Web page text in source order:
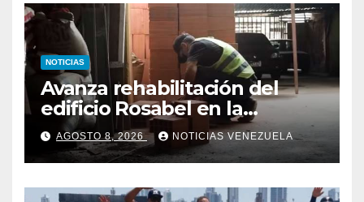
NOTICIAS
Avanza rehabilitación del
edificio Rosabel en la
parroquia San José de
Caracas
AGOSTO 8, 2026 NOTICIAS VENEZUELA